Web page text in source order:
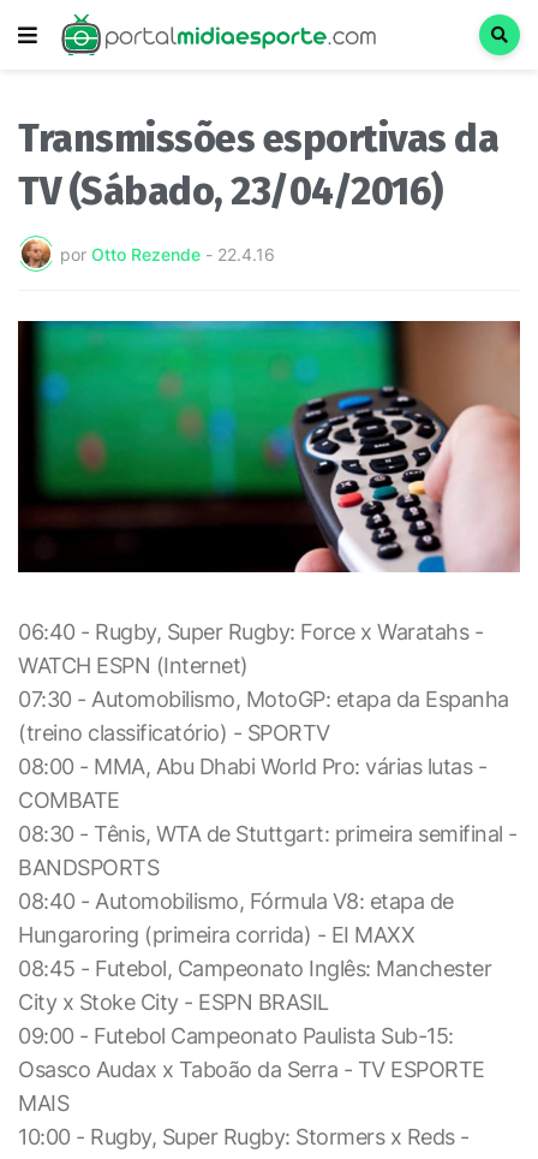
Transmissões esportivas da
TV (Sábado, 23/04/2016)
por Otto Rezende - 22.4.16
06:40 - Rugby, Super Rugby: Force x Waratahs -
WATCH ESPN (Internet)
07:30 - Automobilismo, MotoGP: etapa da Espanha
(treino classificatório) - SPORTV
08:00 - MMA, Abu Dhabi World Pro: várias lutas -
COMBATE
08:30 - Tênis, WTA de Stuttgart: primeira semifinal -
BANDSPORTS
08:40 - Automobilismo, Fórmula V8: etapa de
Hungaroring (primeira corrida) - EI MAXX
08:45 - Futebol, Campeonato Inglês: Manchester
City x Stoke City - ESPN BRASIL
09:00 - Futebol Campeonato Paulista Sub-15:
Osasco Audax x Taboão da Serra - TV ESPORTE
MAIS
10:00 - Rugby, Super Rugby: Stormers x Reds -